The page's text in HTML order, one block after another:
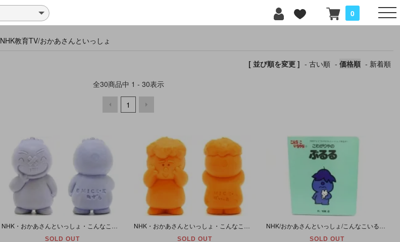
0
NHK教育TV/おかあさんといっしょ
[ 並び順を変更 ] - 古い順 - 価格順 - 新着順
全30商品中 1 - 30表示
1
SOLD OUT SOLD OUT SOLD OUT